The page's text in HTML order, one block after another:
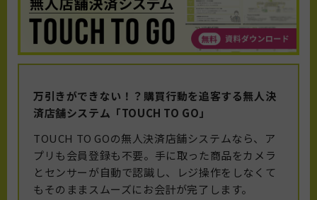
万引きができない！？購買行動を追客する無人決
済店舗システム「TOUCH TO GO」
TOUCH TO GOの無人決済店舗システムなら、ア
プリも会員登録も不要。手に取った商品をカメラ
とセンサーが自動で認識し、レジ操作をしなくて
もそのままスムーズにお会計が完了します。